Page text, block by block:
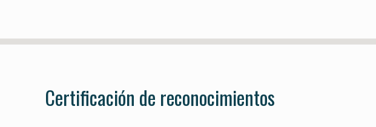
Certificación de reconocimientos